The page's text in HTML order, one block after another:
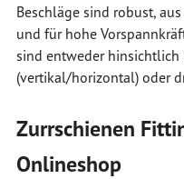
Beschläge sind robust,
und für hohe
sind entweder
(vertikal/horizontal) oder
Zurrschienen
Onlineshop